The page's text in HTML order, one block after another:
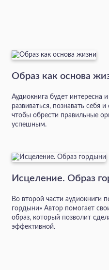
Образ как основа
Аудиокнига будет интересна
развиваться, познавать
чтобы обрести правильные
успешным.
Исцеление. Образ
Во второй части аудиокниги
гордыни» Автор помогает
образ, который позволит
эффективной.